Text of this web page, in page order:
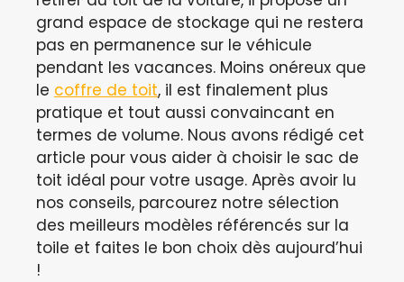
grand espace de stockage qui ne restera
pas en permanence sur le véhicule
pendant les vacances. Moins onéreux que
le coffre de toit, il est finalement plus
pratique et tout aussi convaincant en
termes de volume. Nous avons rédigé cet
article pour vous aider à choisir le sac de
toit idéal pour votre usage. Après avoir lu
nos conseils, parcourez notre sélection
des meilleurs modèles référencés sur la
toile et faites le bon choix dès aujourd’hui
!